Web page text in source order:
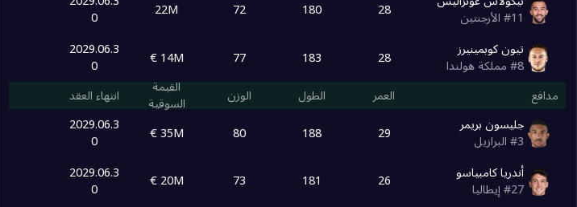
#11 الأرجنتين 28
180
72
22M
0
تيون كوبمينيرز
#8 مملكة هولندا 28
183
77
14M €
2029.06.3
0
مدافع
العمر الطول الوزن القيمة
السوقية
انتهاء العقد
جليسون بريمر
#3 البرازيل 29
188
80
35M €
2029.06.3
0
أندريا كامبياسو
#27 إيطاليا 26
181
73
20M €
2029.06.3
0